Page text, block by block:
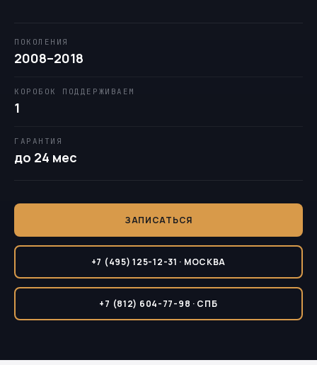
ПОКОЛЕНИЯ
2008–2018
КОРОБОК ПОДДЕРЖИВАЕМ
1
ГАРАНТИЯ
до 24 мес
ЗАПИСАТЬСЯ
+7 (495) 125-12-31 · МОСКВА
+7 (812) 604-77-98 · СПБ